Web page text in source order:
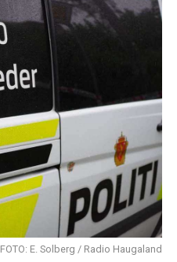
FOTO: E. Solberg / Radio Haugaland